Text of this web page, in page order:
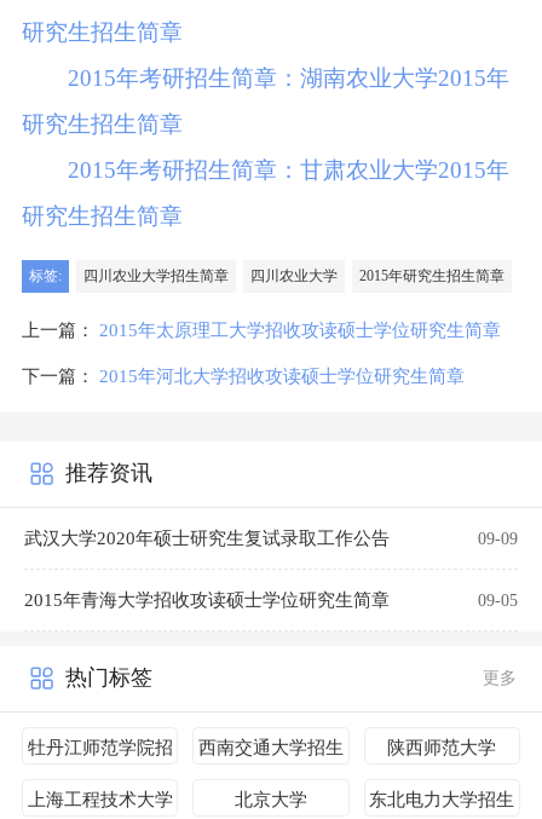
研究生招生简章
2015年考研招生简章：湖南农业大学2015年
研究生招生简章
2015年考研招生简章：甘肃农业大学2015年
研究生招生简章
标签: 四川农业大学招生简章 四川农业大学 2015年研究生招生简章
上一篇： 2015年太原理工大学招收攻读硕士学位研究生简章
下一篇： 2015年河北大学招收攻读硕士学位研究生简章
推荐资讯
武汉大学2020年硕士研究生复试录取工作公告 09-09
2015年青海大学招收攻读硕士学位研究生简章 09-05
热门标签 更多
牡丹江师范学院招
西南交通大学招生
陕西师范大学
上海工程技术大学 北京大学 东北电力大学招生